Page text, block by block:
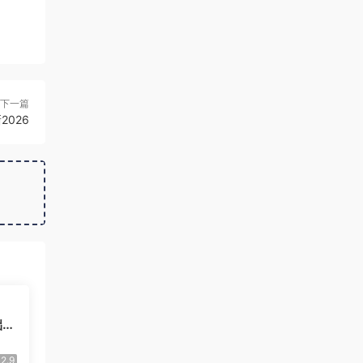
下一篇
2026
2.9